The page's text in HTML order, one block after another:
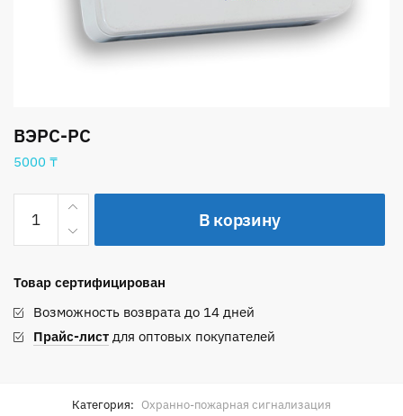
ВЭРС-РС
5000 ₸
Количество
товара
ВЭРС-
В корзину
Товар сертифицирован
Возможность возврата до 14 дней
Прайс-лист для оптовых покупателей
Категория: Охранно-пожарная сигнализация